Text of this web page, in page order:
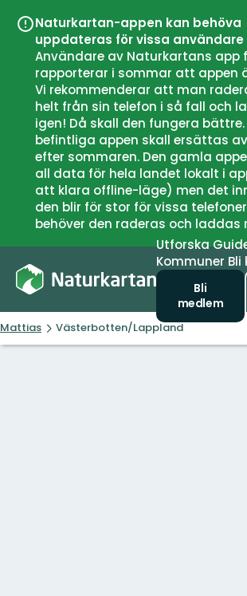
Naturkartan-appen kan behöva
uppdateras för vissa användare
Användare av Naturkartans app
rapporterar i sommar att appen
Vi rekommenderar att man
helt från sin telefon i så fall och
igen! Då skall den fungera bättre.
befintliga appen skall ersättas
efter sommaren. Den gamla
all data för hela landet lokalt i
att klara offline-läge) men det
den blir för stor för vissa
behöver den raderas och laddas
Utforska
Kommuner Bli
Bli
medlem
Mattias Västerbotten/Lappland